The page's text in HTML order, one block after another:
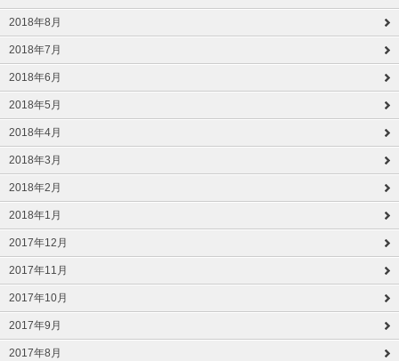
2018年8月
2018年7月
2018年6月
2018年5月
2018年4月
2018年3月
2018年2月
2018年1月
2017年12月
2017年11月
2017年10月
2017年9月
2017年8月